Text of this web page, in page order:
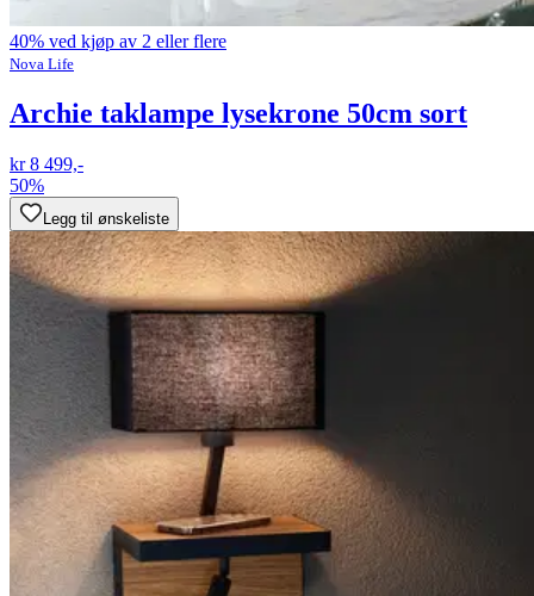
40% ved kjøp av 2 eller flere
Nova Life
Archie taklampe lysekrone 50cm sort
kr 8 499,-
50%
Legg til ønskeliste